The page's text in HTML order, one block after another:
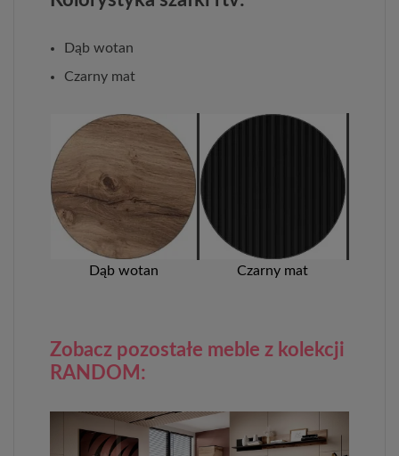
Dąb wotan
Czarny mat
Dąb wotan Czarny mat
Zobacz pozostałe meble z kolekcji
RANDOM: